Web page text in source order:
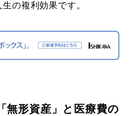
の複利効果です。
無形資産」と医療費の